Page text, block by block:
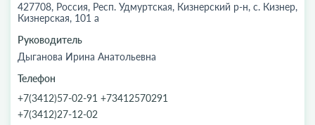
427708, Россия, Респ. Удмуртская, Кизнерский р-н, с. Кизнер,
Кизнерская, 101 а
Руководитель
Дыганова Ирина Анатольевна
Телефон
+7(3412)57-02-91 +73412570291
+7(3412)27-12-02